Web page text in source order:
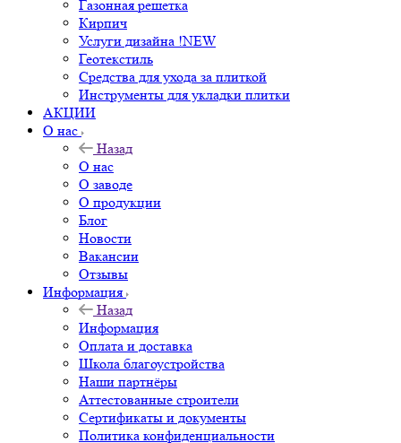
Газонная решетка
Кирпич
Услуги дизайна !NEW
Геотекстиль
Средства для ухода за плиткой
Инструменты для укладки плитки
АКЦИИ
О нас
Назад
О нас
О заводе
О продукции
Блог
Новости
Вакансии
Отзывы
Информация
Назад
Информация
Оплата и доставка
Школа благоустройства
Наши партнёры
Аттестованные строители
Сертификаты и документы
Политика конфиденциальности